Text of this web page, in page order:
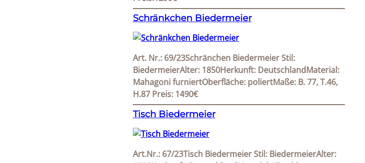
Schränkchen Biedermeier
Art. Nr.: 69/23Schränchen Biedermeier Stil:
BiedermeierAlter: 1850Herkunft: DeutschlandMaterial:
Mahagoni furniertOberfläche: poliertMaße: B. 77, T.46,
H.87 Preis: 1490€
Tisch Biedermeier
Art.Nr.: 67/23Tisch Biedermeier Stil: BiedermeierAlter: